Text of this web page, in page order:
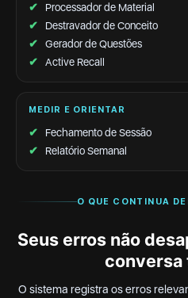
✔
Processador de Material
✔
Destravador de Conceito
✔
Gerador de Questões
✔
Active Recall
MEDIR E ORIENTAR
✔
Fechamento de Sessão
✔
Relatório Semanal
O QUE CONTINUA
Seus erros não
conversa
O sistema registra os erros